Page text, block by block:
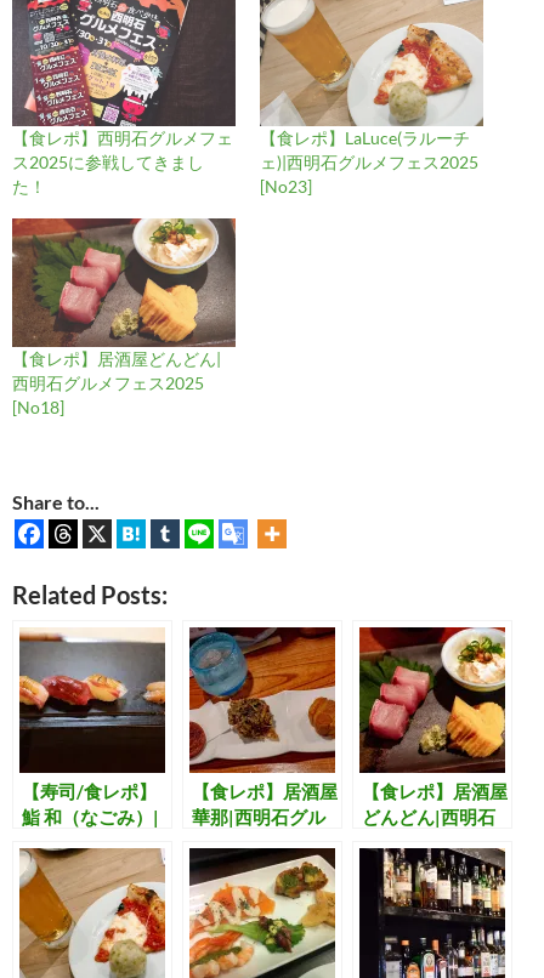
【食レポ】西明石グルメフェ
ス2025に参戦してきまし
た！
【食レポ】LaLuce(ラルーチ
ェ)|西明石グルメフェス2025
[No23]
【食レポ】居酒屋どんどん|
西明石グルメフェス2025
[No18]
Share to...
Related Posts:
【寿司/食レポ】
鮨 和（なごみ）|
ス2025 [No22]
【食レポ】居酒屋
華那|西明石グル
[No19]
【食レポ】居酒屋
どんどん|西明石
2025 [No18]